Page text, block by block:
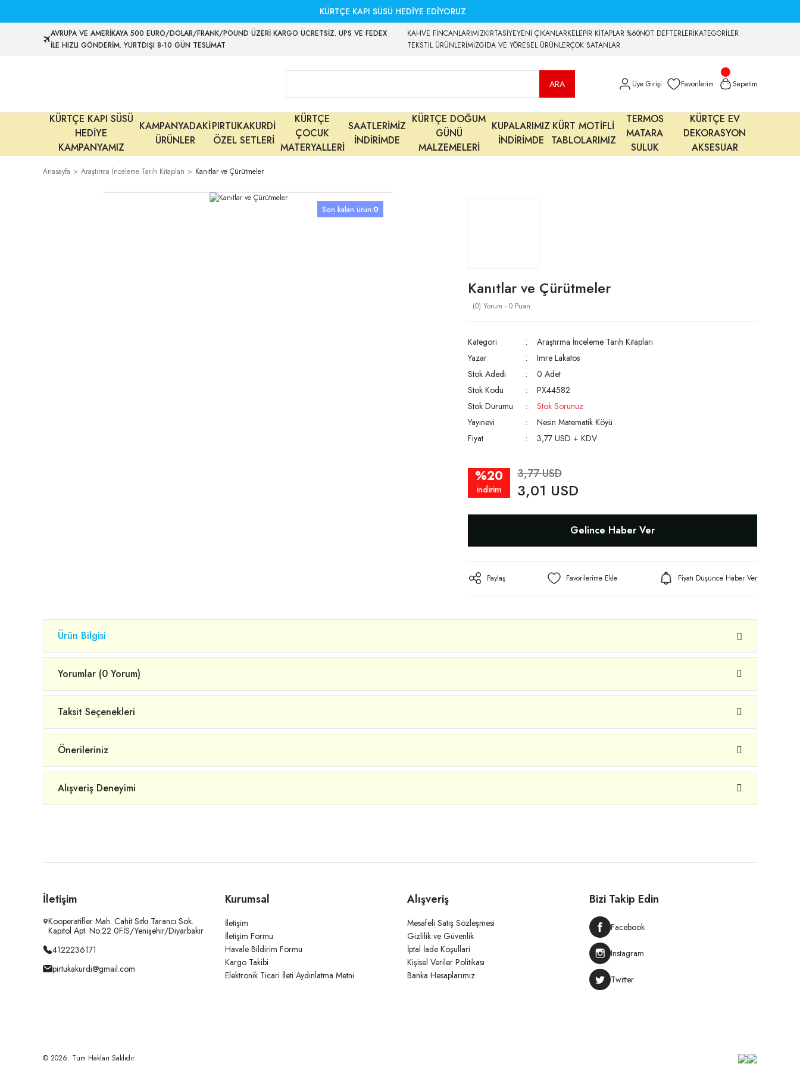
KÜRTÇE KAPI SÜSÜ HEDİYE EDİYORUZ
AVRUPA VE AMERİKAYA 500 EURO/DOLAR/FRANK/POUND ÜZERİ KARGO ÜCRETSİZ. UPS VE FEDEX
İLE HIZLI GÖNDERİM. YURTDIŞI 8-10 GÜN TESLİMAT
KAHVE FİNCANLARIMIZKIRTASİYEYENİ ÇIKANLARKELEPİR KİTAPLAR %60NOT DEFTERLERİKATEGORİLER
TEKSTİL ÜRÜNLERİMİZGIDA VE YÖRESEL ÜRÜNLERÇOK SATANLAR
ARA Üye Girişi Favorilerim Sepetim
KÜRTÇE KAPI SÜSÜ
HEDİYE
KAMPANYAMIZ
KAMPANYADAKİ
ÜRÜNLER
PIRTUKAKURDİ
ÖZEL SETLERİ
KÜRTÇE
ÇOCUK
MATERYALLERİ
SAATLERİMİZ
İNDİRİMDE
KÜRTÇE DOĞUM
GÜNÜ
MALZEMELERİ
KUPALARIMIZ
İNDİRİMDE
KÜRT MOTİFLİ
TABLOLARIMIZ
TERMOS
MATARA
SULUK
KÜRTÇE EV
DEKORASYON
AKSESUAR
Anasayfa Araştırma İnceleme Tarih Kitapları Kanıtlar ve Çürütmeler
Son kalan ürün:0
Kanıtlar ve Çürütmeler
(0) Yorum - 0 Puan
Kategori
Araştırma İnceleme Tarih Kitapları
Yazar
Imre Lakatos
Stok Adedi
0 Adet
Stok Kodu
PX44582
Stok Durumu
Stok Sorunuz
Yayınevi
Nesin Matematik Köyü
Fiyat
3,77 USD + KDV
%20
indirim
3,77 USD
3,01 USD
Gelince Haber Ver
Paylaş Fiyatı Düşünce Haber Ver
Ürün Bilgisi
Yorumlar (0 Yorum)
Taksit Seçenekleri
Önerileriniz
Alışveriş Deneyimi
İletişim
Kooperatifler Mah. Cahit Sıtkı Tarancı Sok.
Kapitol Apt. No:22 0FİS/Yenişehir/Diyarbakır
4122236171
pirtukakurdi@gmail.com
Kurumsal
İletişim
İletişim Formu
Havale Bildirim Formu
Kargo Takibi
Elektronik Ticari İleti Aydınlatma Metni
Alışveriş
Mesafeli Satış Sözleşmesi
Gizlilik ve Güvenlik
İptal İade Koşullari
Kişisel Veriler Politikası
Banka Hesaplarımız
Bizi Takip Edin
Facebook
Instagram
Twitter
© 2026. Tüm Hakları Saklıdır.